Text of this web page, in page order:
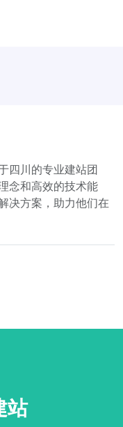
四川的专业建站团
念和高效的技术能
决方案，助力他们在
站